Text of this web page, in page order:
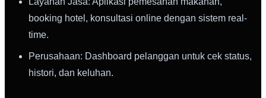
booking hotel, konsultasi online dengan sistem real-
time.
Perusahaan: Dashboard pelanggan untuk cek status,
histori, dan keluhan.